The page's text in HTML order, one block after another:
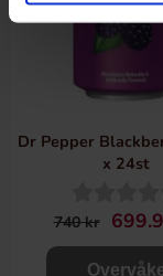
Dr Pepper
x 24st
740 kr